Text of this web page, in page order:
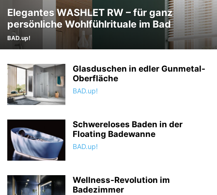
Elegantes WASHLET RW – für ganz
persönliche Wohlfühlrituale im Bad
BAD.up!
Glasduschen in edler Gunmetal-
Oberfläche
BAD.up!
Schwereloses Baden in der
Floating Badewanne
BAD.up!
Wellness-Revolution im
Badezimmer